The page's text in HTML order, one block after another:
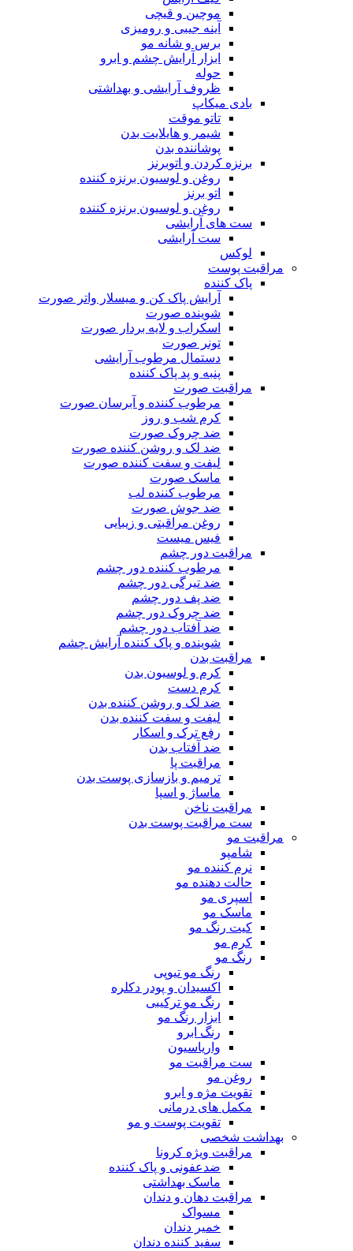
موچین و قیچی
آینه جیبی و رومیزی
برس و شانه مو
ابزار آرایش چشم و ابرو
حوله
ظروف آرایشی و بهداشتی
بادی میکاپ
تاتو موقت
شیمر و هایلایت بدن
پوشاننده بدن
برنزه کردن و اتوبرنز
روغن و لوسیون برنزه کننده
اتو برنز
روغن و لوسیون برنزه کننده
ست های آرایشی
ست آرایشی
لوکس
مراقبت پوست
پاک کننده
آرایش پاک کن و میسلار واتر صورت
شوینده صورت
اسکراب و لایه بردار صورت
تونر صورت
دستمال مرطوب آرایشی
پنبه و پد پاک کننده
مراقبت صورت
مرطوب کننده و آبرسان صورت
کرم شب و روز
ضد چروک صورت
ضد لک و روشن کننده صورت
لیفت و سفت کننده صورت
ماسک صورت
مرطوب کننده لب
ضد جوش صورت
روغن مراقبتی و زیبایی
فیس میست
مراقبت دور چشم
مرطوب کننده دور چشم
ضد تیرگی دور چشم
ضد پف دور چشم
ضد چروک دور چشم
ضد آفتاب دور چشم
شوینده و پاک کننده آرایش چشم
مراقبت بدن
کرم و لوسیون بدن
کرم دست
ضد لک و روشن کننده بدن
لیفت و سفت کننده بدن
رفع ترک و اسکار
ضد آفتاب بدن
مراقبت پا
ترمیم و بازسازی پوست بدن
ماساژ و اسپا
مراقبت ناخن
ست مراقبت پوست بدن
مراقبت مو
شامپو
نرم کننده مو
حالت دهنده مو
اسپری مو
ماسک مو
کیت رنگ مو
کرم مو
رنگ مو
رنگ مو تیوپی
اکسیدان و پودر دکلره
رنگ مو ترکیبی
ابزار رنگ مو
رنگ ابرو
واریاسیون
ست مراقبت مو
روغن مو
تقویت مژه و ابرو
مکمل های درمانی
تقویت پوست و مو
بهداشت شخصی
مراقبت ویژه کرونا
ضدعفونی و پاک کننده
ماسک بهداشتی
مراقبت دهان و دندان
مسواک
خمیر دندان
سفید کننده دندان